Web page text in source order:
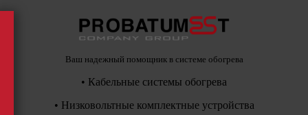
Ваш надежный помощник в системе обогрева
• Кабельные системы обогрева
• Низковольтные комплектные устройства